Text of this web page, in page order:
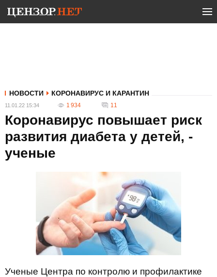
НОВОСТИ КОРОНАВИРУС И КАРАНТИН
11.01.22 15:34 1 934 11
Коронавирус повышает риск
развития диабета у детей, -
ученые
Ученые Центра по контролю и профилактике